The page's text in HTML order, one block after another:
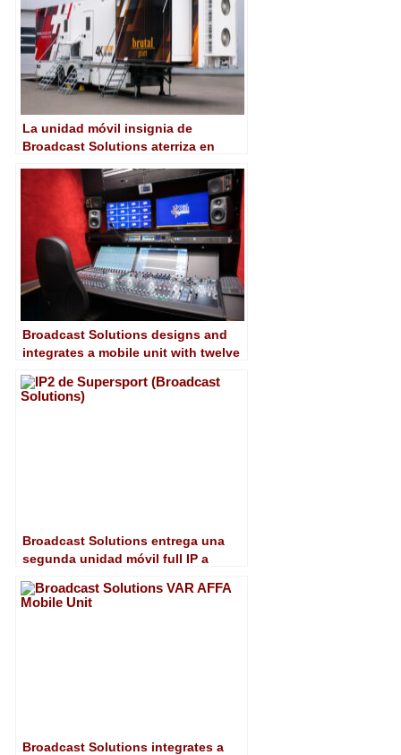
La unidad móvil insignia de
Broadcast Solutions aterriza en
puestos intercambiables…
Broadcast Solutions designs and
integrates a mobile unit with twelve
Broadcast Solutions entrega una
segunda unidad móvil full IP a
Broadcast Solutions integrates a